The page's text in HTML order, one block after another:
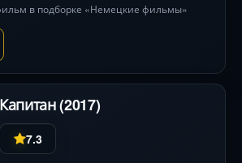
властный аристократ
дочь может стать следующей
Тома Тыквера — гипнотическое
чувств, где грань между
исчезает, а каждый кадр
Основано на скандальном
Зюскинда.
в подборке «Немецкие фильмы»
Капитан (2017)
7.3